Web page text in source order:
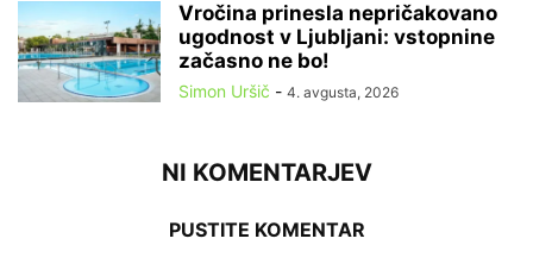
Vročina prinesla nepričakovano
ugodnost v Ljubljani: vstopnine
začasno ne bo!
Simon Uršič - 4. avgusta, 2026
NI KOMENTARJEV
PUSTITE KOMENTAR